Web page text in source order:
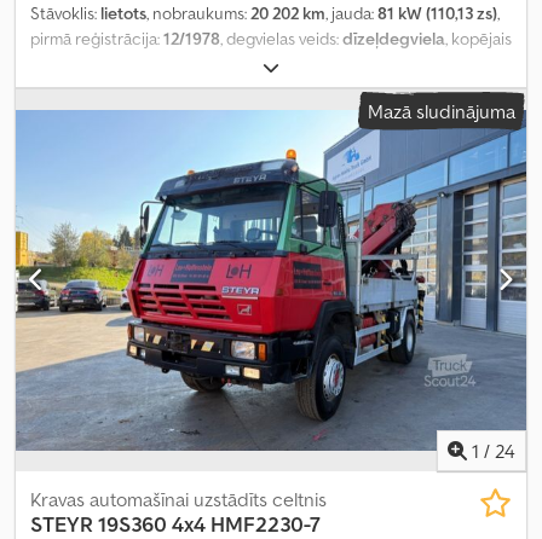
Stāvoklis: lietots, nobraukums: 20 202 km, jauda:81 kW (110,13 zs),
pirmā reģistrācija:12/1978 , degvielas veids:dīzeļdegviela , kopējais
, asu konfigurācija:
12/2026, pārnesuma veids:mehānisks, Ražošanas gads:1978,
Mazā sludinājuma
1 / 24
Kravas automašīnai uzstādīts celtnis
STEYR 19S360 4x4 HMF2230-7